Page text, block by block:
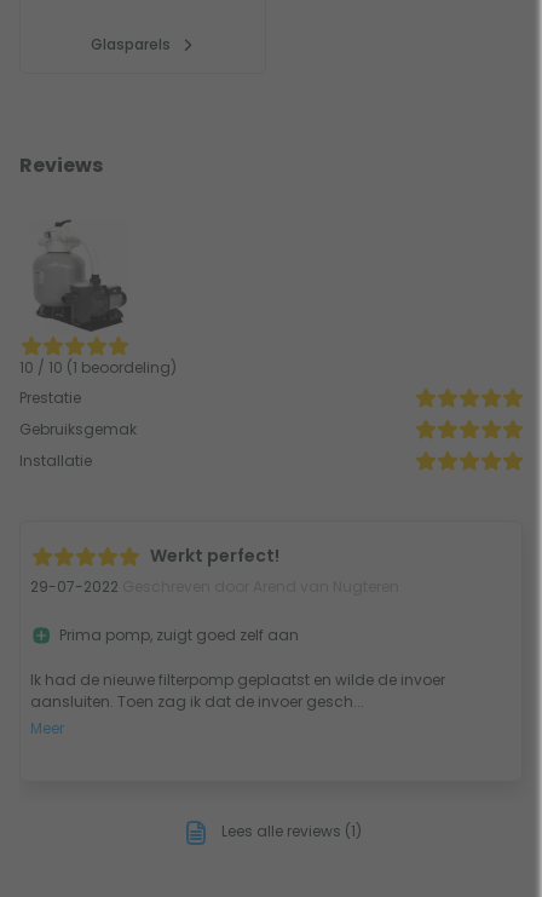
Glasparels
Reviews
10 / 10 (1 beoordeling)
Prestatie
Gebruiksgemak
Installatie
Werkt perfect!
29-07-2022
Ik had de nieuwe filterpomp geplaatst en wilde de invoer
aansluiten. Toen zag ik dat de invoer gesch...
Meer
Prima pomp, zuigt goed zelf aan
Lees alle reviews (1)